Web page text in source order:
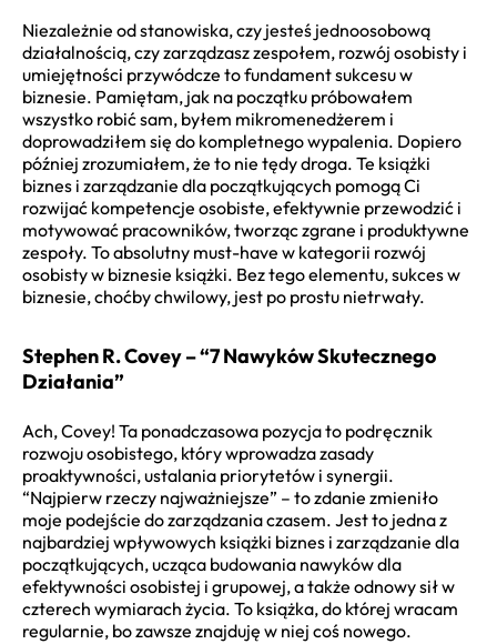
Niezależnie od stanowiska, czy jesteś jednoosobową
działalnością, czy zarządzasz zespołem, rozwój osobisty i
umiejętności przywódcze to fundament sukcesu w
biznesie. Pamiętam, jak na początku próbowałem
wszystko robić sam, byłem mikromenedżerem i
doprowadziłem się do kompletnego wypalenia. Dopiero
później zrozumiałem, że to nie tędy droga. Te książki
biznes i zarządzanie dla początkujących pomogą Ci
rozwijać kompetencje osobiste, efektywnie przewodzić i
motywować pracowników, tworząc zgrane i produktywne
zespoły. To absolutny must-have w kategorii rozwój
osobisty w biznesie książki. Bez tego elementu, sukces w
biznesie, choćby chwilowy, jest po prostu nietrwały.
Stephen R. Covey – “7 Nawyków Skutecznego
Działania”
Ach, Covey! Ta ponadczasowa pozycja to podręcznik
rozwoju osobistego, który wprowadza zasady
proaktywności, ustalania priorytetów i synergii.
“Najpierw rzeczy najważniejsze” – to zdanie zmieniło
moje podejście do zarządzania czasem. Jest to jedna z
najbardziej wpływowych książki biznes i zarządzanie dla
początkujących, ucząca budowania nawyków dla
efektywności osobistej i grupowej, a także odnowy sił w
czterech wymiarach życia. To książka, do której wracam
regularnie, bo zawsze znajduję w niej coś nowego.